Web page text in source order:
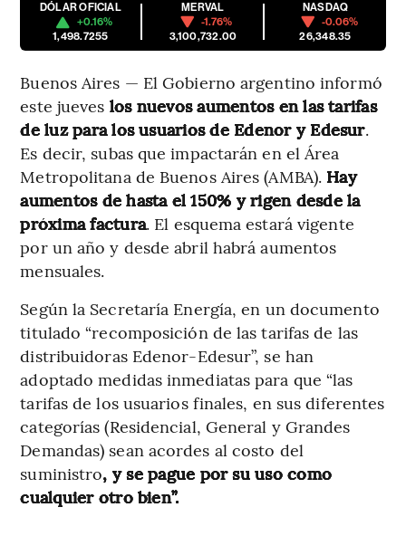
DÓLAR OFICIAL
+0.16%
1,498.7255
MERVAL
-1.76%
3,100,732.00
NASDAQ
-0.06%
26,348.35
Buenos Aires — El Gobierno argentino informó
este jueves los nuevos aumentos en las tarifas
de luz para los usuarios de Edenor y Edesur.
Es decir, subas que impactarán en el Área
Metropolitana de Buenos Aires (AMBA). Hay
aumentos de hasta el 150% y rigen desde la
próxima factura. El esquema estará vigente
por un año y desde abril habrá aumentos
mensuales.
Según la Secretaría Energía, en un documento
titulado “recomposición de las tarifas de las
distribuidoras Edenor-Edesur”, se han
adoptado medidas inmediatas para que “las
tarifas de los usuarios finales, en sus diferentes
categorías (Residencial, General y Grandes
Demandas) sean acordes al costo del
suministro, y se pague por su uso como
cualquier otro bien”.